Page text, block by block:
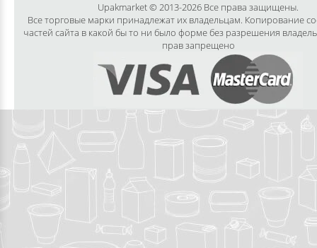
Upakmarket © 2013-2026 Все права защищены.
Все торговые марки принадлежат их владельцам. Копирование
частей сайта в какой бы то ни было форме без разрешения
прав запрещено